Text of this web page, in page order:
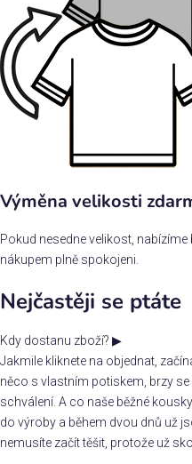
Výměna velikosti
Pokud nesedne velikost,
nákupem plně spokojeni.
Nejčastěji se ptáte
Kdy dostanu zboží? ▶
Jakmile kliknete na objednat,
něco s vlastním potiskem, brzy
schválení. A co naše běžné
do výroby a během dvou dnů už
nemusíte začít těšit, protože už